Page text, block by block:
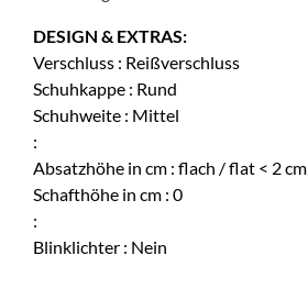
DESIGN & EXTRAS:
Verschluss : Reißverschluss
Schuhkappe : Rund
Schuhweite : Mittel
:
Absatzhöhe in cm : flach / flat < 2 cm
Schafthöhe in cm : 0
:
Blinklichter : Nein